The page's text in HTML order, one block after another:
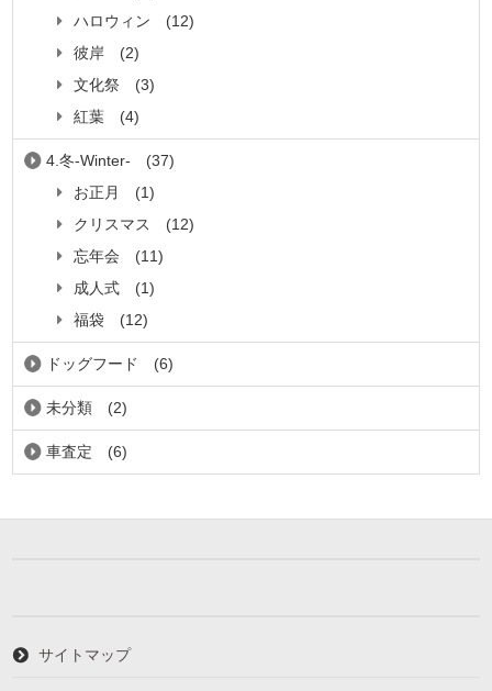
ハロウィン
(12)
彼岸
(2)
文化祭
(3)
紅葉
(4)
4.冬-Winter-
(37)
お正月
(1)
クリスマス
(12)
忘年会
(11)
成人式
(1)
福袋
(12)
ドッグフード (6)
未分類 (2)
車査定 (6)
サイトマップ